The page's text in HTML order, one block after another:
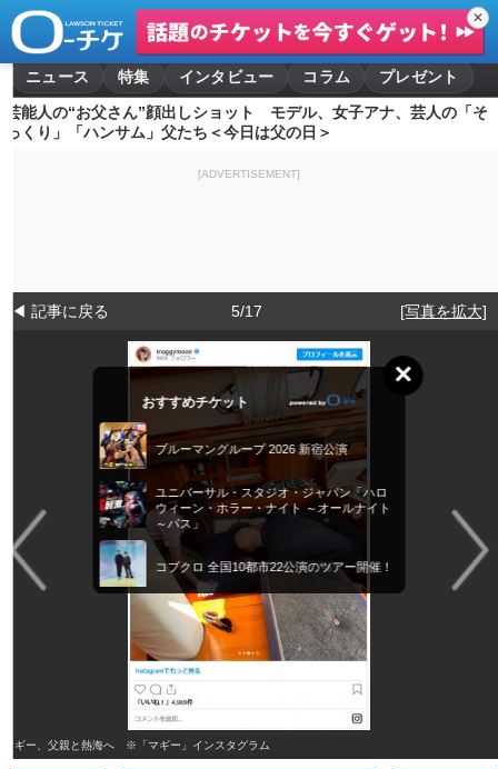
✕
ニュース 特集 インタビュー コラム
プレゼント
芸能人の“お父さん”顔出しショット モデル、女子アナ、芸人の「そ
っくり」「ハンサム」父たち＜今日は父の日＞
[ADVERTISEMENT]
◀ 記事に戻る 5/17 [写真を拡大]
×
おすすめチケット
ブルーマングループ 2026 新宿公演
ユニバーサル・スタジオ・ジャパン「ハロ
ウィーン・ホラー・ナイト ～オールナイト
～パス」
コブクロ 全国10都市22公演のツアー開催！
マギー、父親と熱海へ ※「マギー」インスタグラム